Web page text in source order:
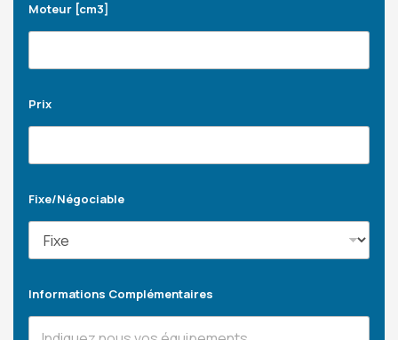
Moteur [cm3]
Prix
Fixe/Négociable
Informations Complémentaires